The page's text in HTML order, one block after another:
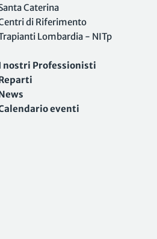
Caterina
di Riferimento
Lombardia - NITp
nostri Professionisti
eventi